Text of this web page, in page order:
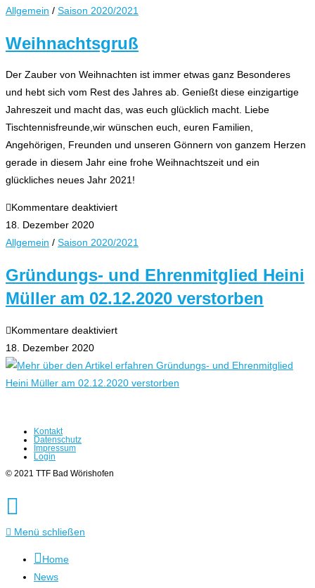
werden
eingesammelt
Allgemein / Saison 2020/2021
Weihnachtsgruß
Der Zauber von Weihnachten ist immer etwas ganz Besonderes
und hebt sich vom Rest des Jahres ab. Genießt diese einzigartige
Jahreszeit und macht das, was euch glücklich macht. Liebe
Tischtennisfreunde,wir wünschen euch, euren Familien,
Angehörigen, Freunden und unseren Gönnern von ganzem Herzen
gerade in diesem Jahr eine frohe Weihnachtszeit und ein
glückliches neues Jahr 2021!
Kommentare deaktiviertfür
18. Dezember 2020
Allgemein / Saison 2020/2021
Gründungs- und Ehrenmitglied Heini
Müller am 02.12.2020 verstorben
Kommentare deaktiviertfür
und
Ehrenmitglied
18. Dezember 2020
Kontakt
Datenschutz
Impressum
Login
© 2021 TTF Bad Wörishofen
Menü schließen
Home
News